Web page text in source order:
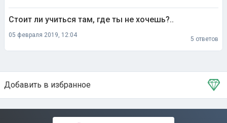
Стоит ли учиться там, где ты не хочешь?..
05 февраля 2019, 12:04
5 ответов
Добавить в избранное
Тема в избранном